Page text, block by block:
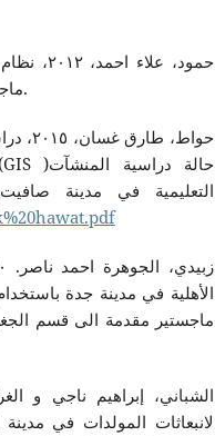
حمود،
ماجستير، دمشق: كلية الهندسة المدنية، جامعة دمشق.
التعليمية في مدينة
الأهلية في مدينة جدة
ماجستير مقدمة الى قسم
لانبعاثات المولدات في